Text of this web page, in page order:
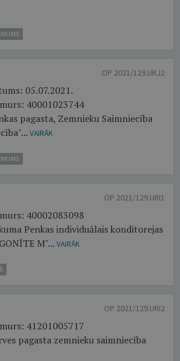
OP 2021/129.URJ2
05.07.2021.
40001023744
pagasta, Zemnieku Saimniecība
VAIRĀK
OP 2021/129.URI1
40002083098
Penkas individuālais konditorejas
M"... VAIRĀK
OP 2021/129.URI2
41201005717
pagasta zemnieku saimniecība